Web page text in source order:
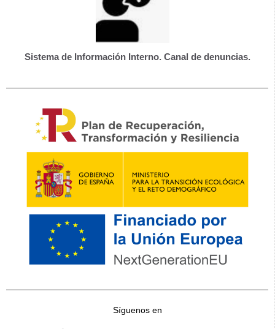
Sistema de Información Interno. Canal de denuncias.
Síguenos en